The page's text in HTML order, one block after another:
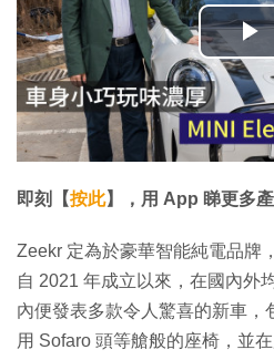
即刻【按此】，用 App 睇更多
Zeekr 定為於豪華智能純電品牌
自 2021 年成立以來，在國內外
內便發表多款令人驚喜的新車，
用 Sofaro 頭等艙般的座椅，並